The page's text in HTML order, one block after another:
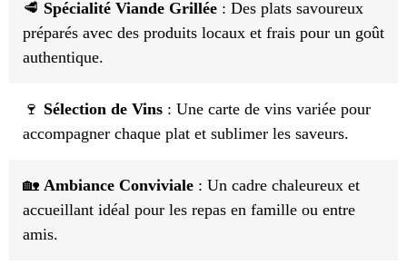
🥩 Spécialité Viande Grillée : Des plats savoureux
préparés avec des produits locaux et frais pour un goût
authentique.
🍷 Sélection de Vins : Une carte de vins variée pour
accompagner chaque plat et sublimer les saveurs.
🏡 Ambiance Conviviale : Un cadre chaleureux et
accueillant idéal pour les repas en famille ou entre
amis.